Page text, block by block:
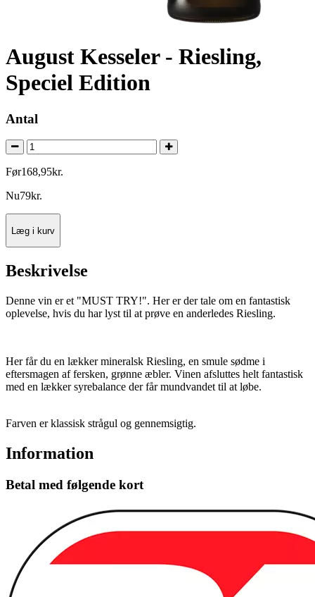
August Kesseler - Riesling,
Speciel Edition
Antal
Før168,95kr.
Nu79kr.
Læg i kurv
Beskrivelse
Denne vin er et "MUST TRY!". Her er der tale om en fantastisk
oplevelse, hvis du har lyst til at prøve en anderledes Riesling.
Her får du en lækker mineralsk Riesling, en smule sødme i
eftersmagen af fersken, grønne æbler. Vinen afsluttes helt fantastisk
med en lækker syrebalance der får mundvandet til at løbe.
Farven er klassisk strågul og gennemsigtig.
Information
Betal med følgende kort